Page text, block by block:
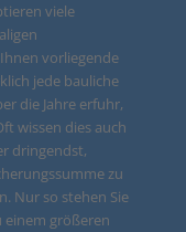
viele
vorliegende
jede bauliche
die Jahre erfuhr,
wissen dies auch
dringendst,
zu
Nur so stehen Sie
einem größeren